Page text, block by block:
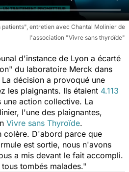
entretien avec Chantal Molinier de
l'association "Vivre sans thyroïde"
d'instance de Lyon a écarté
du laboratoire Merck dans
La décision a provoqué une
les plaignants. Ils étaient 4.113
action collective. La
l'une des plaignantes,
Vivre sans Thyroïde.
colère. D'abord parce que
est sortie, nous n'avons
a mis devant le fait accompli.
tombés malades."